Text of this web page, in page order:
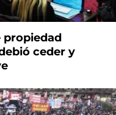
propiedad
ceder y